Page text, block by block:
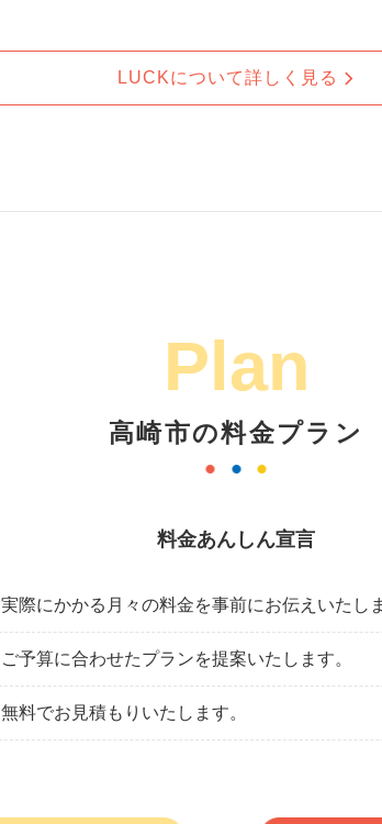
LUCKについて詳しく見る
Plan
高崎市の料金プラン
料金あんしん宣言
実際にかかる月々の料金を事前にお伝えいたし
ご予算に合わせたプランを提案いたします。
無料でお見積もりいたします。